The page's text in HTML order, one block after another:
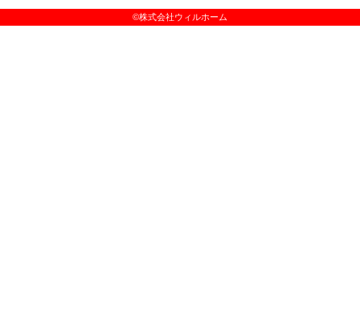
©株式会社ウィルホーム